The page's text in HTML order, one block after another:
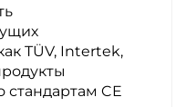
TÜV, Intertek,
CE